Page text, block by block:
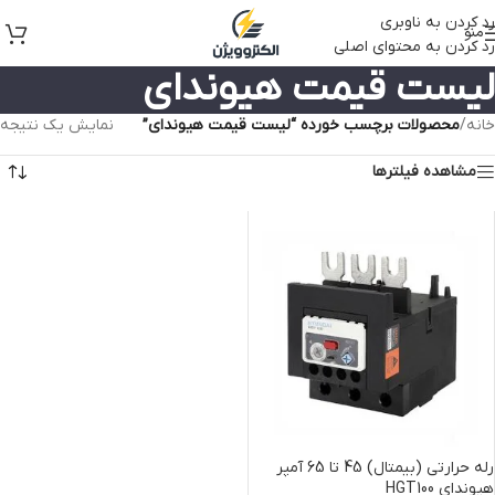
رد کردن به ناوبری
رد کردن به محتوای اصلی
منو
لیست قیمت هیوندای
خانه/محصولات برچسب خورده “لیست قیمت هیوندای” نمایش یک نتیجه
مشاهده فیلترها
رله حرارتی (بیمتال) 45 تا 65 آمپر
هیوندای HGT100